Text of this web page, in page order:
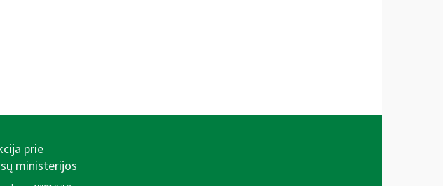
prie
ministerijos